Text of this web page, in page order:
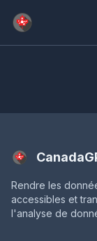
Rendre les
accessibles et
l'analyse de